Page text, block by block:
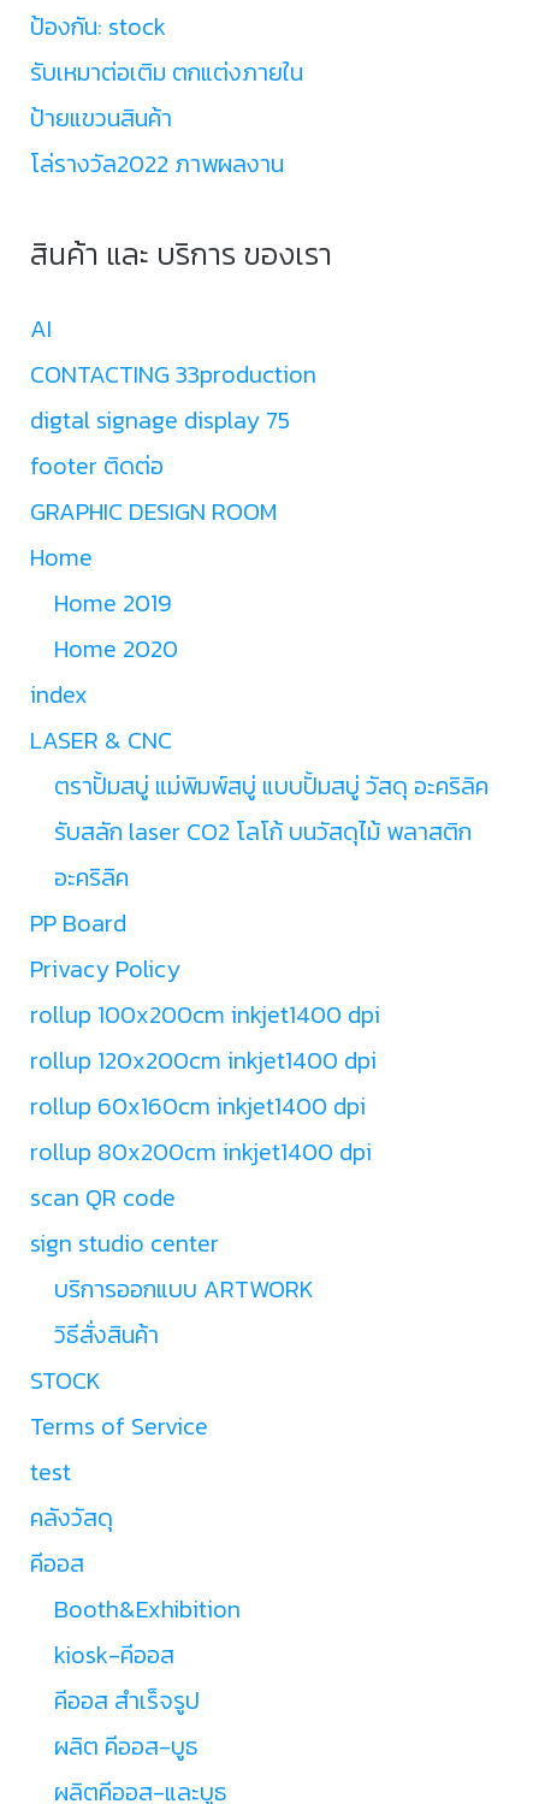
ป้องกัน: stock
รับเหมาต่อเติม ตกแต่งภายใน
ป้ายแขวนสินค้า
โล่รางวัล2022 ภาพผลงาน
สินค้า และ บริการ ของเรา
AI
CONTACTING 33production
digtal signage display 75
footer ติดต่อ
GRAPHIC DESIGN ROOM
Home
Home 2019
Home 2020
index
LASER & CNC
ตราปั้มสบู่ แม่พิมพ์สบู่ แบบปั้มสบู่ วัสดุ อะคริลิค
รับสลัก laser CO2 โลโก้ บนวัสดุไม้ พลาสติก
อะคริลิค
PP Board
Privacy Policy
rollup 100x200cm inkjet1400 dpi
rollup 120x200cm inkjet1400 dpi
rollup 60x160cm inkjet1400 dpi
rollup 80x200cm inkjet1400 dpi
scan QR code
sign studio center
บริการออกแบบ ARTWORK
วิธีสั่งสินค้า
STOCK
Terms of Service
test
คลังวัสดุ
คีออส
Booth&Exhibition
kiosk-คีออส
คีออส สำเร็จรูป
ผลิต คีออส-บูธ
ผลิตคีออส-และบูธ